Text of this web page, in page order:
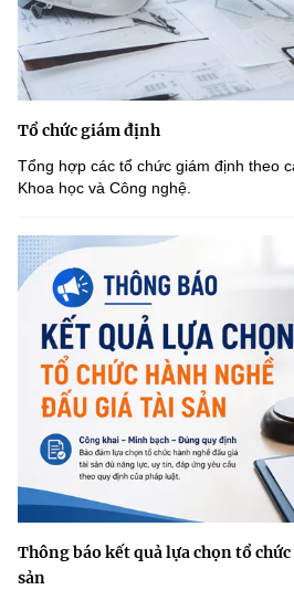
Tổ chức giám định
Tổng hợp các tổ chức giám định theo
Khoa học và Công nghệ.
Thông báo kết quả lựa chọn tổ
sản